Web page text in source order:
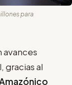
para
avances
gracias al